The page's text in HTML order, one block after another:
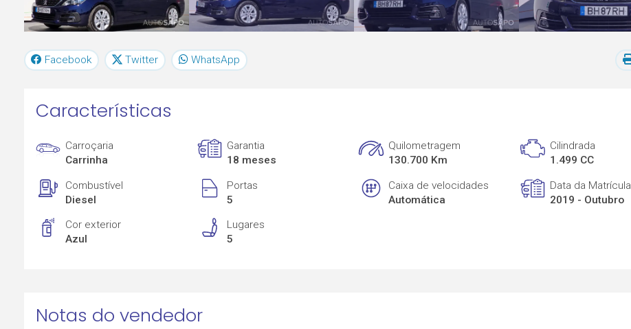
Facebook Twitter WhatsApp
Características
Carroçaria
Carrinha
Garantia
18 meses
Quilometragem
130.700 Km
Cilindrada
1.499 CC
Combustível
Diesel
Portas
5
Caixa de velocidades
Automática
Data da Matrícula
2019 - Outubro
Cor exterior
Azul
Lugares
5
Notas do vendedor